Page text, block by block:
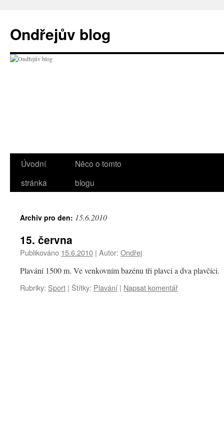
obsahu
webu
Ondřejův blog
Úvodní
stránka
Něco o tomto
blogu
Archiv pro den: 15.6.2010
15. června
Publikováno 15.6.2010 | Autor: Ondřej
Plavání 1500 m. Ve venkovním bazénu tři plavci a dva plavčíci.
Rubriky: Sport | Štítky: Plavání | Napsat komentář